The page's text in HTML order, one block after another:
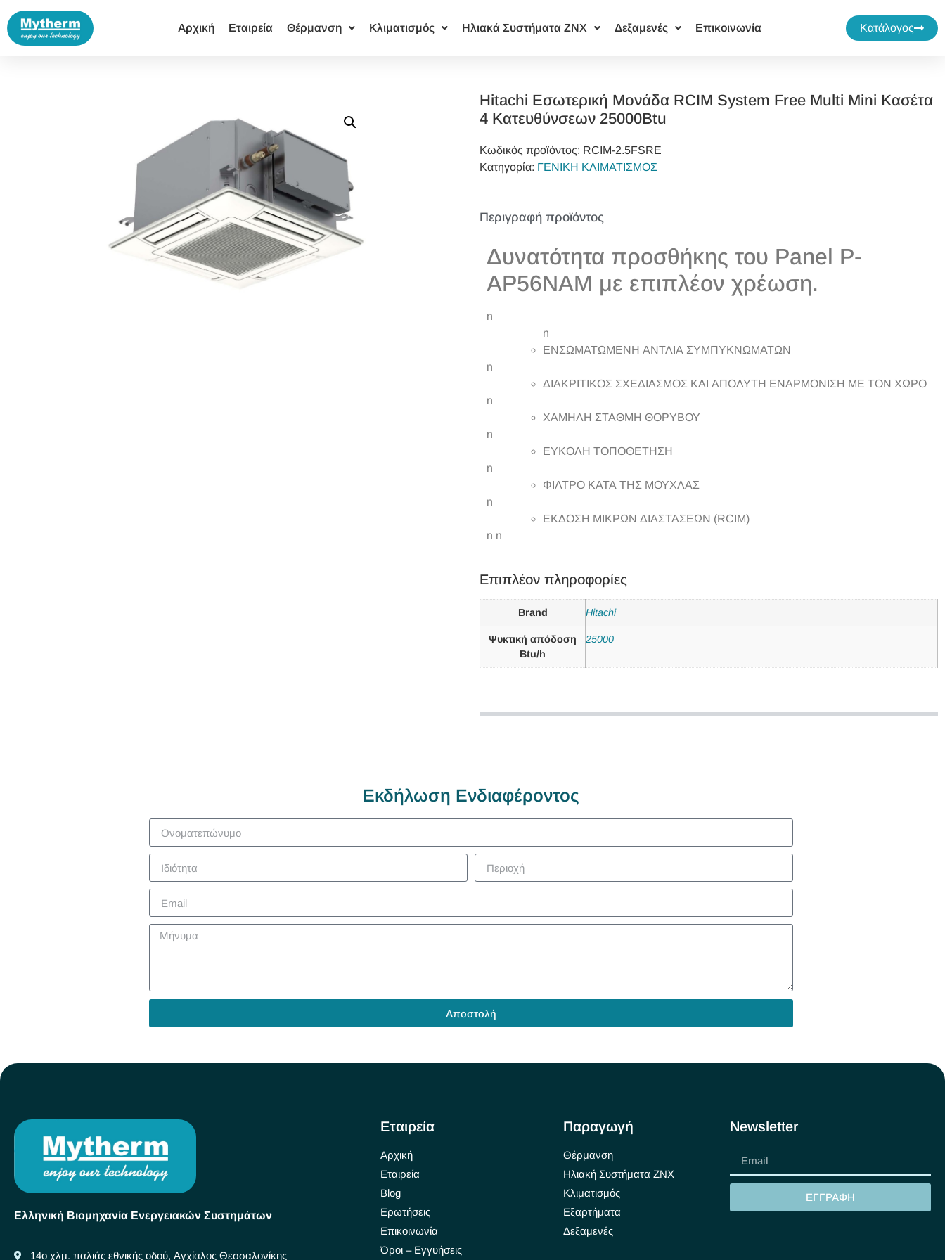
Αρχική Εταιρεία Θέρμανση Κλιματισμός Ηλιακά Συστήματα ΖΝΧ Δεξαμενές Επικοινωνία Κατάλογος
Hitachi Εσωτερική Μονάδα RCIM System Free Multi Mini Κασέτα
4 Κατευθύνσεων 25000Btu
Κωδικός προϊόντος: RCIM-2.5FSRE
Κατηγορία: ΓΕΝΙΚΗ ΚΛΙΜΑΤΙΣΜΟΣ
Περιγραφή προϊόντος
Δυνατότητα προσθήκης του Panel P-
AP56NAM με επιπλέον χρέωση.
n
n
ΕΝΣΩΜΑΤΩΜΕΝΗ ΑΝΤΛΙΑ ΣΥΜΠΥΚΝΩΜΑΤΩΝ
n
ΔΙΑΚΡΙΤΙΚΟΣ ΣΧΕΔΙΑΣΜΟΣ ΚΑΙ ΑΠΟΛΥΤΗ ΕΝΑΡΜΟΝΙΣΗ ΜΕ ΤΟΝ ΧΩΡΟ
n
ΧΑΜΗΛΗ ΣΤΑΘΜΗ ΘΟΡΥΒΟΥ
n
ΕΥΚΟΛΗ ΤΟΠΟΘΕΤΗΣΗ
n
ΦΙΛΤΡΟ ΚΑΤΑ ΤΗΣ ΜΟΥΧΛΑΣ
n
ΕΚΔΟΣΗ ΜΙΚΡΩΝ ΔΙΑΣΤΑΣΕΩΝ (RCIM)
n n
Επιπλέον πληροφορίες
Brand Hitachi
Ψυκτική απόδοση
Btu/h
25000
Εκδήλωση Ενδιαφέροντος
Αποστολή
Ελληνική Βιομηχανία Ενεργειακών Συστημάτων
14ο χλμ. παλιάς εθνικής οδού, Αγχίαλος Θεσσαλονίκης
Εταιρεία
Αρχική
Εταιρεία
Blog
Ερωτήσεις
Επικοινωνία
Όροι – Εγγυήσεις
Παραγωγή
Θέρμανση
Ηλιακή Συστήματα ΖΝΧ
Κλιματισμός
Εξαρτήματα
Δεξαμενές
Newsletter
ΕΓΓΡΑΦΗ